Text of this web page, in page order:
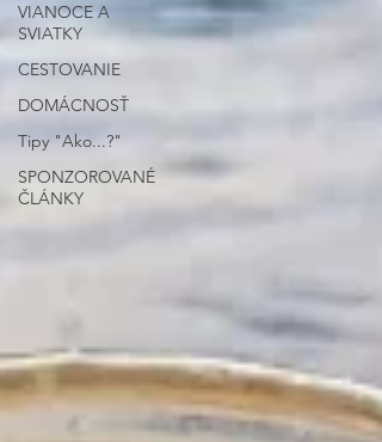
VIANOCE A
SVIATKY
CESTOVANIE
DOMÁCNOSŤ
Tipy "Ako...?"
SPONZOROVANÉ
ČLÁNKY